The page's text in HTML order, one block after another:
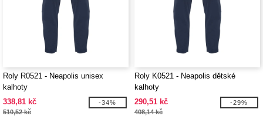
Roly R0521 - Neapolis unisex
kalhoty
338,81 kč
510,52 kč
-34%
Roly K0521 - Neapolis dětské
kalhoty
290,51 kč
408,14 kč
-29%